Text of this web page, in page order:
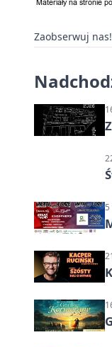
Zaobserwuj nas!